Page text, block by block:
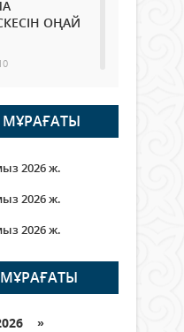
ОҢАЙ
облысы
20
етті
ҚАЛАЙ
МҰРАҒАТЫ
2026 ж.
2026 ж.
2026 ж.
»